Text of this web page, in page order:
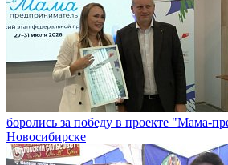
боролись за победу в проекте "Мама-
Новосибирске